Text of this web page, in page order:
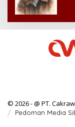
© 2026 - @ PT.
Pedoman Media